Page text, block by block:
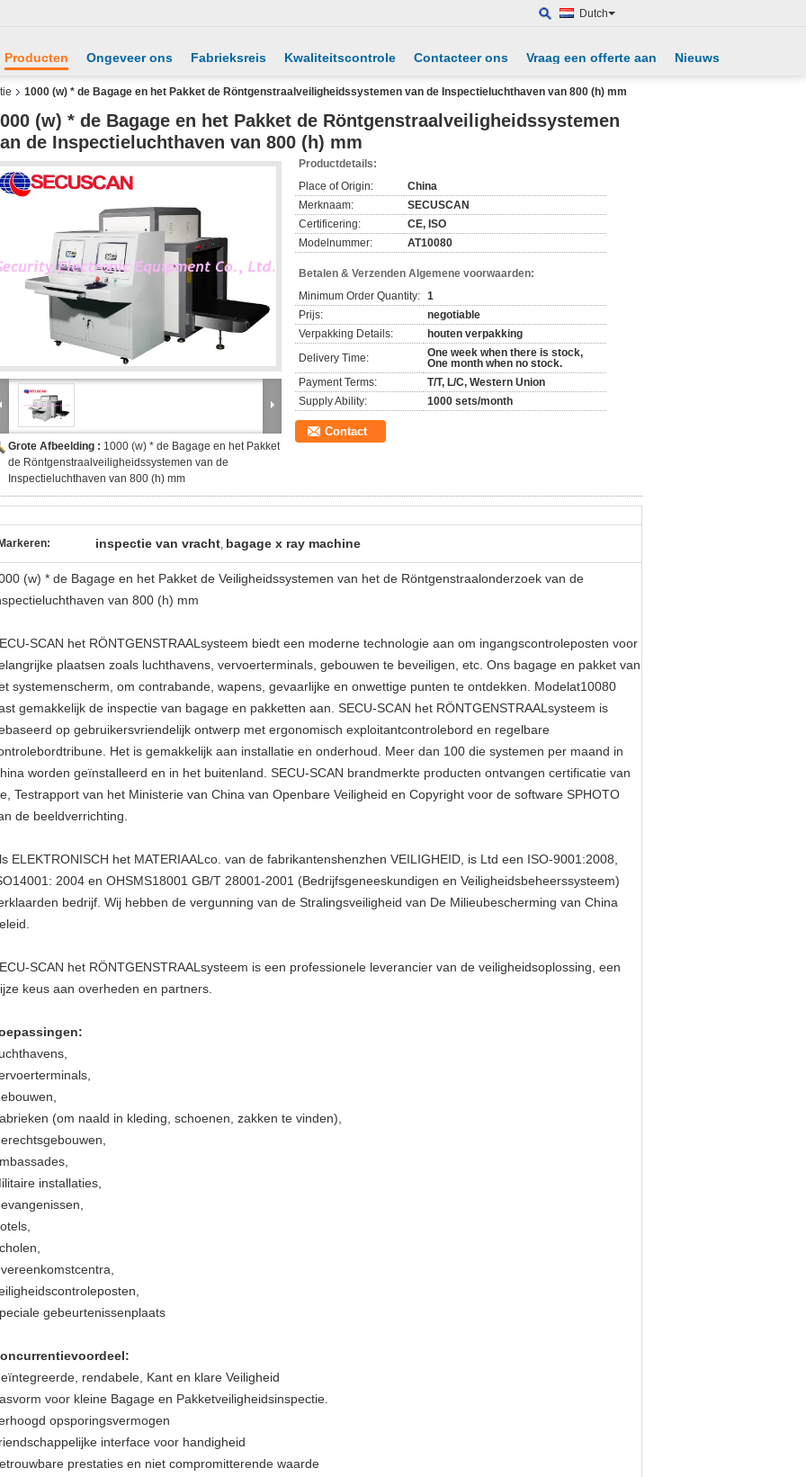
Dutch
Producten Ongeveer ons Fabrieksreis Kwaliteitscontrole Contacteer ons Vraag een offerte aan Nieuws
1000 (w) * de Bagage en het Pakket de Röntgenstraalveiligheidssystemen van de Inspectieluchthaven van 800 (h) mm
(w) * de Bagage en het Pakket de Röntgenstraalveiligheidssystemen
de Inspectieluchthaven van 800 (h) mm
Grote Afbeelding : 1000 (w) * de Bagage en het Pakket
de Röntgenstraalveiligheidssystemen van de
Inspectieluchthaven van 800 (h) mm
Productdetails:
Place of Origin:
China
Merknaam:
SECUSCAN
Certificering:
CE, ISO
Modelnummer:
AT10080
Betalen & Verzenden Algemene voorwaarden:
Minimum Order Quantity: 1
Prijs:
negotiable
Verpakking Details:
houten verpakking
Delivery Time:
One week when there is stock,
One month when no stock.
Payment Terms:
T/T, L/C, Western Union
Supply Ability:
1000 sets/month
Contact
Markeren: inspectie van vracht, bagage x ray machine
(w) * de Bagage en het Pakket de Veiligheidssystemen van het de Röntgenstraalonderzoek van de
van 800 (h) mm
SCAN het RÖNTGENSTRAALsysteem biedt een moderne technologie aan om ingangscontroleposten voor
plaatsen zoals luchthavens, vervoerterminals, gebouwen te beveiligen, etc. Ons bagage en pakket van
systemenscherm, om contrabande, wapens, gevaarlijke en onwettige punten te ontdekken. Modelat10080
gemakkelijk de inspectie van bagage en pakketten aan. SECU-SCAN het RÖNTGENSTRAALsysteem is
op gebruikersvriendelijk ontwerp met ergonomisch exploitantcontrolebord en regelbare
Het is gemakkelijk aan installatie en onderhoud. Meer dan 100 die systemen per maand in
worden geïnstalleerd en in het buitenland. SECU-SCAN brandmerkte producten ontvangen certificatie van
Testrapport van het Ministerie van China van Openbare Veiligheid en Copyright voor de software SPHOTO
de beeldverrichting.
ELEKTRONISCH het MATERIAALco. van de fabrikantenshenzhen VEILIGHEID, is Ltd een ISO-9001:2008,
2004 en OHSMS18001 GB/T 28001-2001 (Bedrijfsgeneeskundigen en Veiligheidsbeheerssysteem)
bedrijf. Wij hebben de vergunning van de Stralingsveiligheid van De Milieubescherming van China
SCAN het RÖNTGENSTRAALsysteem is een professionele leverancier van de veiligheidsoplossing, een
keus aan overheden en partners.
(om naald in kleding, schoenen, zakken te vinden),
installaties,
gebeurtenissenplaats
rendabele, Kant en klare Veiligheid
voor kleine Bagage en Pakketveiligheidsinspectie.
opsporingsvermogen
interface voor handigheid
prestaties en niet compromitterende waarde